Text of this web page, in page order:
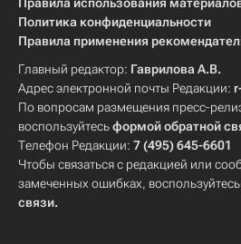
Политика конфиденциальности
Правила применения
Главный редактор: Гаврилова А.В.
Адрес электронной почты Редакции:
По вопросам размещения пресс-
воспользуйтесьформой обратной
Телефон Редакции: 7 (495) 645-6601
Чтобы связаться с редакцией или
замеченных ошибках, воспользуйтесь
связи.